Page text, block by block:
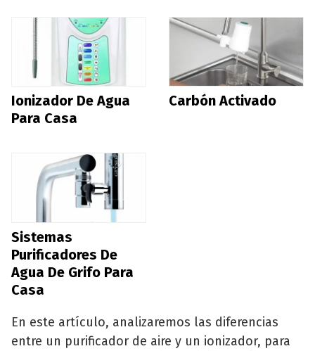
Ionizador De Agua
Para Casa
Carbón Activado
Sistemas
Purificadores De
Agua De Grifo Para
Casa
En este artículo, analizaremos las diferencias
entre un purificador de aire y un ionizador, para